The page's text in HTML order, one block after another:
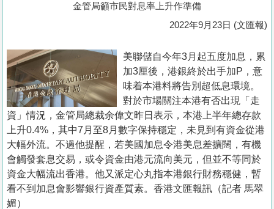
置
業
手
冊
關
於
我
們
金管局籲市民對息率上升作準備
2022年9月23日 (文匯報)
美聯儲自今年3月起五度加息，累
加3厘後，港銀終於出手加P，意
味着本港料將告別超低息環境。
對於市場關注本港有否出現「走
資」情況，金管局總裁余偉文昨日表示，本港上半年總存款
上升0.4%，其中7月至8月數字保持穩定，未見到有資金從港
大幅外流。不過他提醒，若美國加息令港美息差擴闊，有機
會觸發套息交易，或令資金由港元流向美元，但並不等同於
資金大幅流出香港。他又派定心丸指本港銀行財務穩健，暫
看不到加息會影響銀行資產質素。香港文匯報訊（記者 馬翠
媚）